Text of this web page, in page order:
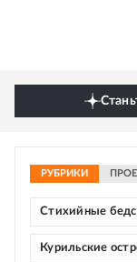
РУБРИКИ
Стихийные
Курильские